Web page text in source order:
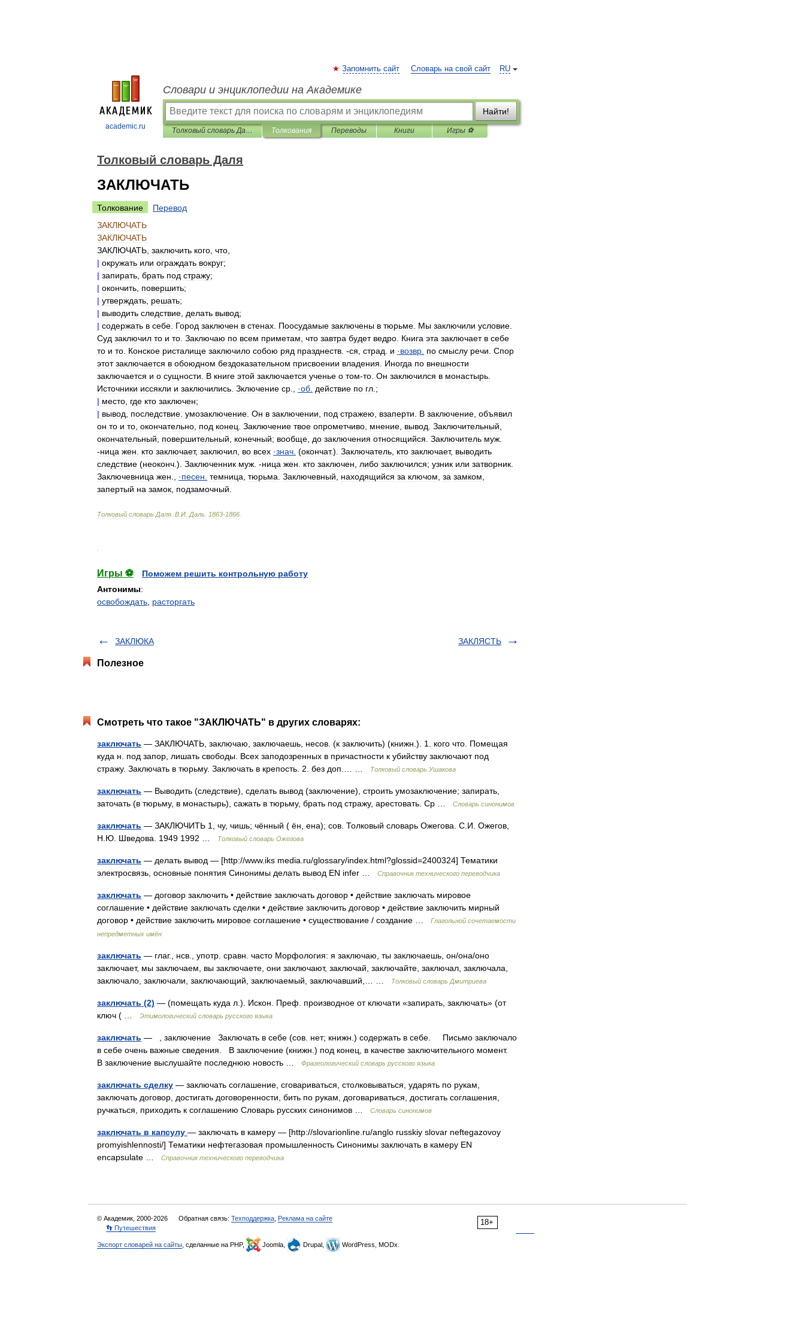
academic.ru
RU
Запомнить сайт Словарь на свой сайт
Словари и энциклопедии на Академике
Найти!
Толковый словарь Даля Толкования Переводы Книги Игры ⚽
Толковый словарь Даля
ЗАКЛЮЧАТЬ
Толкование
Перевод
ЗАКЛЮЧАТЬ
ЗАКЛЮЧАТЬ
ЗАКЛЮЧАТЬ заключить кого что
| окружать или ограждать вокруг;
| запирать брать под стражу;
| окончить повершить;
| утверждать решать;
| выводить следствие делать вывод;
| содержать в себе Город заключен в стенах Поосудамые заключены в тюрьме Мы заключили условие
Суд заключил то и то Заключаю по всем приметам что завтра будет ведро Книга эта заключает в себе
то и то Конское ристалище заключило собою ряд празднеств . -ся страд и ·возвр по смыслу речи Спор
этот заключается в обоюдном бездоказательном присвоении владения Иногда по внешности
заключается и о сущности В книге этой заключается ученье о том-то Он заключился в монастырь
Источники иссякли и заключились Зключение ср ·об действие по гл .;
| место где кто заключен;
| вывод последствие умозаключение Он в заключении под стражею взаперти В заключение объявил
он то и то окончательно под конец Заключение твое опрометчиво мнение вывод Заключительный
окончательный
повершительный конечный; вообще до заключения относящийся Заключитель муж
-ница жен кто заключает, заключил во всех ·знач (окончат.). Заключатель кто заключает, выводить
следствие (неоконч .). Заключенник муж . -ница жен кто заключен либо заключился; узник или затворник
Заключевница жен ·песен темница тюрьма Заключевный находящийся за ключом за замком
запертый на замок подзамочный
Толковый словарь Даля В И Даль 1863-1866
Игры ⚽
Поможем решить контрольную работу
Антонимы:
освобождать расторгать
ЗАКЛЮКА ЗАКЛЯСТЬ
Полезное
Смотреть что такое "ЗАКЛЮЧАТЬ" в других словарях:
заключать — ЗАКЛЮЧАТЬ, заключаю, заключаешь, несов. (к заключить) (книжн.). 1. кого что. Помещая
куда н. под запор, лишать свободы. Всех заподозренных в причастности к убийству заключают под
стражу. Заключать в тюрьму. Заключать в крепость. 2. без доп.… …
Толковый словарь Ушакова
заключать — Выводить (следствие), сделать вывод (заключение), строить умозаключение; запирать,
заточать (в тюрьму, в монастырь), сажать в тюрьму, брать под стражу, арестовать. Ср …
Словарь синонимов
заключать — ЗАКЛЮЧИТЬ 1, чу, чишь; чённый ( ён, ена); сов. Толковый словарь Ожегова. С.И. Ожегов,
Н.Ю. Шведова. 1949 1992 …
Толковый словарь Ожегова
заключать — делать вывод — [http://www.iks media.ru/glossary/index.html?glossid=2400324] Тематики
электросвязь, основные понятия Синонимы делать вывод EN infer …
Справочник технического переводчика
заключать — договор заключить • действие заключать договор • действие заключать мировое
соглашение • действие заключать сделки • действие заключить договор • действие заключить мирный
договор • действие заключить мировое соглашение • существование / создание …
Глагольной сочетаемости
непредметных имён
заключать — глаг., нсв., употр. сравн. часто Морфология: я заключаю, ты заключаешь, он/она/оно
заключает, мы заключаем, вы заключаете, они заключают, заключай, заключайте, заключал, заключала,
заключало, заключали, заключающий, заключаемый, заключавший,… …
Толковый словарь Дмитриева
заключать (2) — (помещать куда л.). Искон. Преф. производное от ключати «запирать, заключать» (от
ключ ( …
Этимологический словарь русского языка
заключать — , заключение Заключать в себе (сов. нет; книжн.) содержать в себе. Письмо заключало
в себе очень важные сведения. В заключение (книжн.) под конец, в качестве заключительного момент.
В заключение выслушайте последнюю новость …
Фразеологический словарь русского языка
заключать сделку — заключать соглашение, сговариваться, столковываться, ударять по рукам,
заключать договор, достигать договоренности, бить по рукам, договариваться, достигать соглашения,
ручкаться, приходить к соглашению Словарь русских синонимов …
Словарь синонимов
заключать в капсулу — заключать в камеру — [http://slovarionline.ru/anglo russkiy slovar neftegazovoy
promyishlennosti/] Тематики нефтегазовая промышленность Синонимы заключать в камеру EN
encapsulate …
Справочник технического переводчика
18+
© Академик, 2000-2026 Обратная связь: Техподдержка Реклама на сайте
👣 Путешествия
Экспорт словарей на сайты , сделанные на PHP, Joomla, Drupal, WordPress, MODx.